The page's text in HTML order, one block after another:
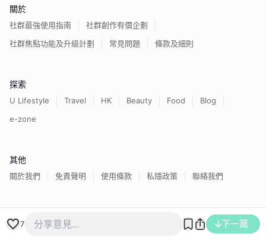
7 下一篇
關於
社群最強使用指南
社群創作有價企劃
社群焦點功能及升級計劃
常見問題 條款及細則
探索
U Lifestyle Travel HK Beauty Food
Blog
e-zone
其他
關於我們 免責聲明 使用條款 私隱政策 聯絡我們
香港經濟日報版權所有©